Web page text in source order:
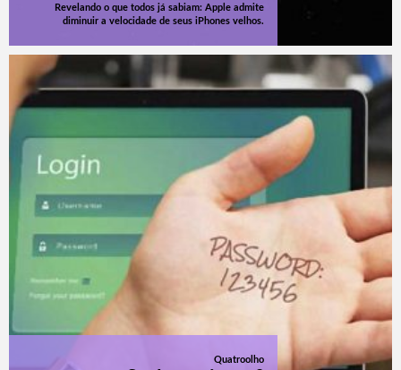
Revelando o que todos já sabiam: Apple admite
diminuir a velocidade de seus iPhones velhos.
Quatroolho